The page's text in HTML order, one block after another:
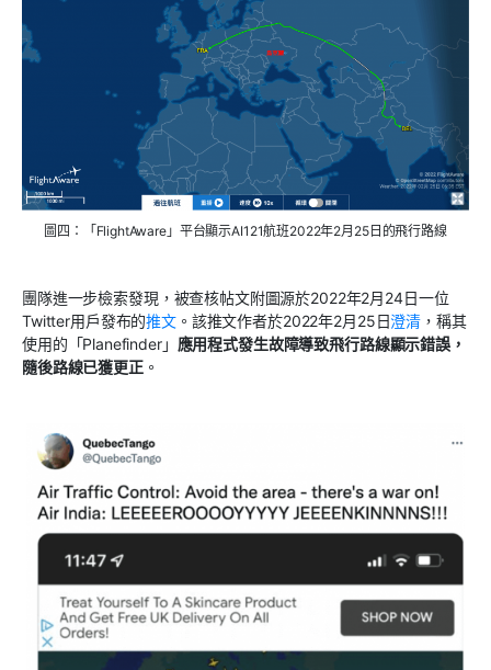
圖四：「FlightAware」平台顯示AI121航班2022年2月25日的飛行路線
團隊進一步檢索發現，被查核帖文附圖源於2022年2月24日一位
Twitter用戶發布的推文。該推文作者於2022年2月25日澄清 ，稱其
使用的「Planefinder」 應用程式發生故障導致飛行路線顯示錯誤，
隨後路線已獲更正。